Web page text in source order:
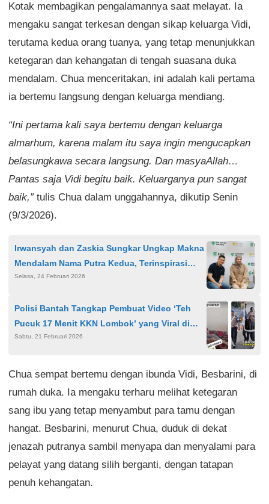
Kotak membagikan pengalamannya saat melayat. Ia
mengaku sangat terkesan dengan sikap keluarga Vidi,
terutama kedua orang tuanya, yang tetap menunjukkan
ketegaran dan kehangatan di tengah suasana duka
mendalam. Chua menceritakan, ini adalah kali pertama
ia bertemu langsung dengan keluarga mendiang.
“Ini pertama kali saya bertemu dengan keluarga
almarhum, karena malam itu saya ingin mengucapkan
belasungkawa secara langsung. Dan masyaAllah…
Pantas saja Vidi begitu baik. Keluarganya pun sangat
baik,”tulis Chua dalam unggahannya, dikutip Senin
(9/3/2026).
Irwansyah dan Zaskia Sungkar Ungkap Makna
Mendalam Nama Putra Kedua, Terinspirasi
Sahabat Nabi
Selasa, 24 Februari 2026
Polisi Bantah Tangkap Pembuat Video ‘Teh
Pucuk 17 Menit KKN Lombok’ yang Viral di
Media Sosial
Sabtu, 21 Februari 2026
Chua sempat bertemu dengan ibunda Vidi, Besbarini, di
rumah duka. Ia mengaku terharu melihat ketegaran
sang ibu yang tetap menyambut para tamu dengan
hangat. Besbarini, menurut Chua, duduk di dekat
jenazah putranya sambil menyapa dan menyalami para
pelayat yang datang silih berganti, dengan tatapan
penuh kehangatan.